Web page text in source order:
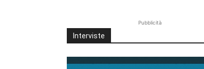
Pubblicità
Interviste